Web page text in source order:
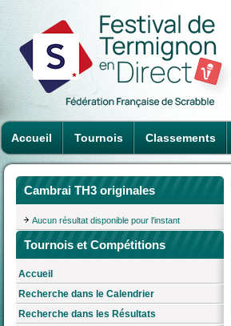
Accueil Tournois Classements
Cambrai TH3 originales
Aucun résultat disponible pour l'instant
Tournois et Compétitions
Accueil
Recherche dans le Calendrier
Recherche dans les Résultats